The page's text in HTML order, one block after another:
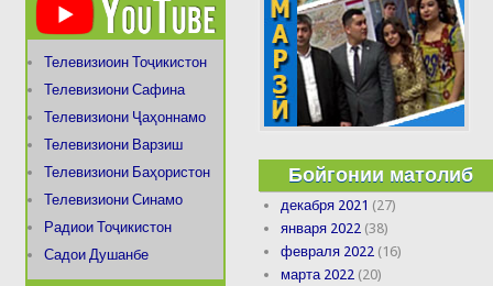
Телевизиоин Тоҷикистон
Телевизиони Сафина
Телевизиони Ҷаҳоннамо
Телевизиони Варзиш
Телевизиони Баҳористон
Телевизиони Синамо
Радиои Тоҷикистон
Садои Душанбе
Бойгонии матолиб
декабря 2021 (27)
января 2022 (38)
февраля 2022 (16)
марта 2022 (20)